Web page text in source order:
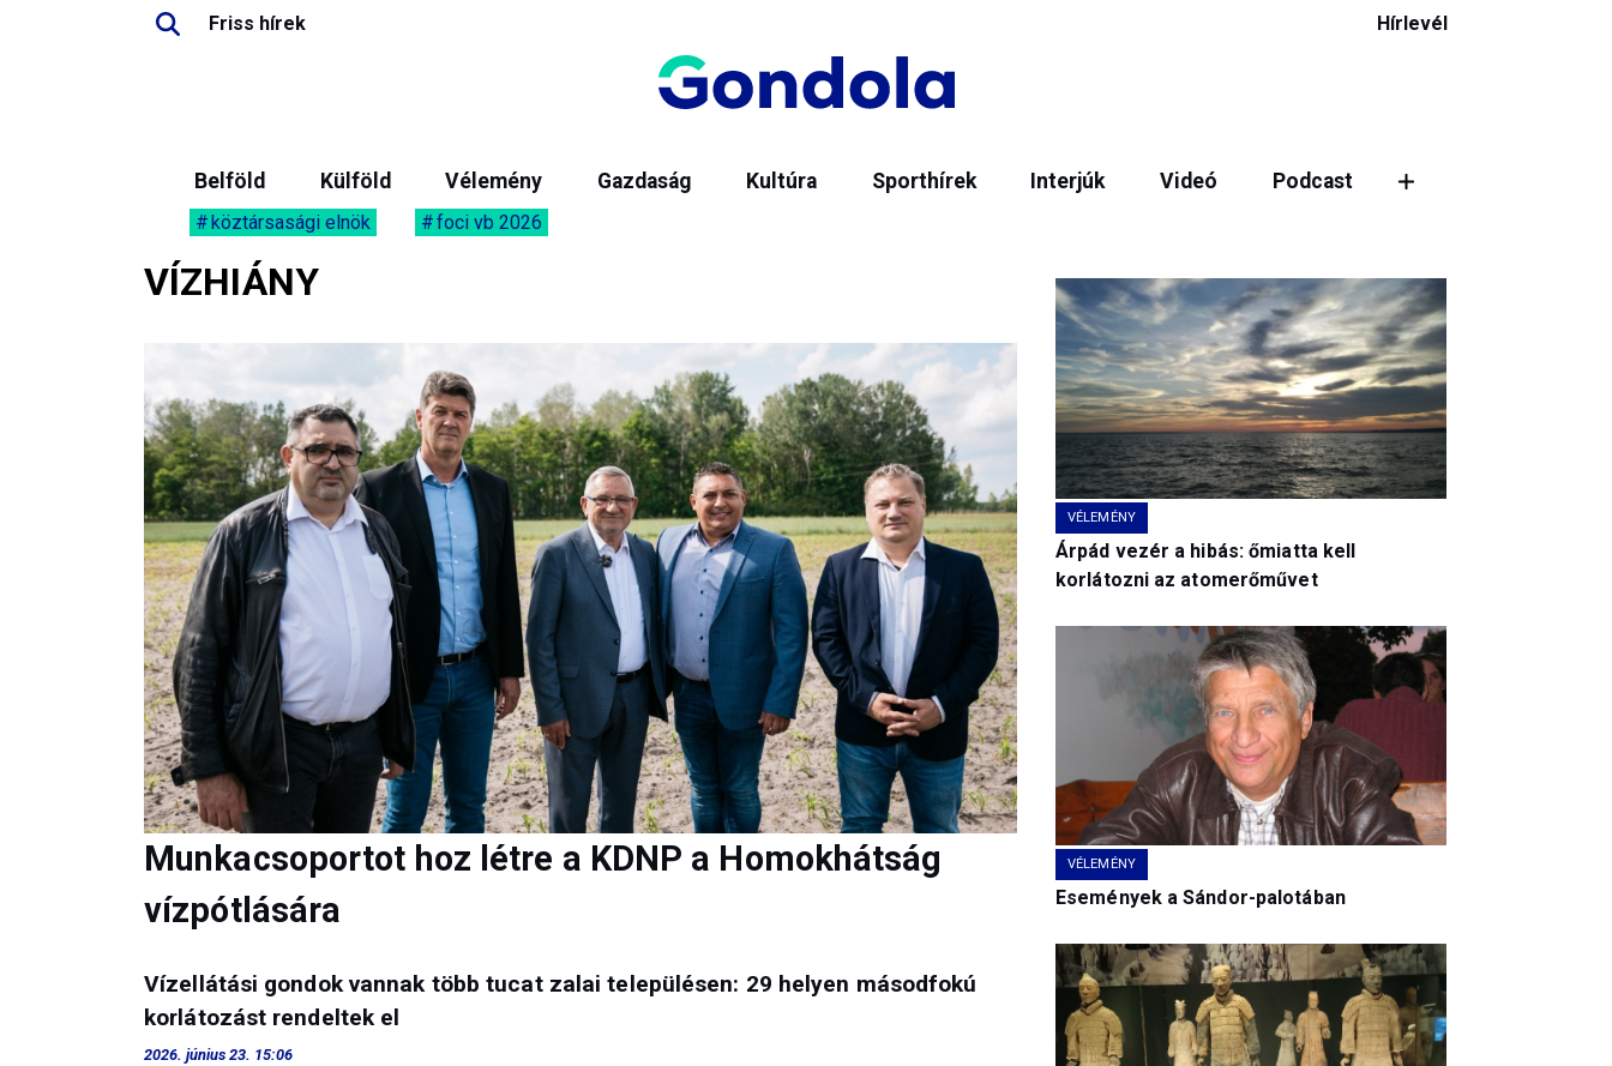
Friss hírek Hírlevél
Belföld Külföld Vélemény Gazdaság Kultúra Sporthírek Interjúk Videó Podcast
köztársasági elnök foci vb 2026
VÍZHIÁNY
Munkacsoportot hoz létre a KDNP a Homokhátság
vízpótlására
Vízellátási gondok vannak több tucat zalai településen: 29 helyen másodfokú
korlátozást rendeltek el
2026. június 23. 15:06
VÉLEMÉNY
Árpád vezér a hibás: őmiatta kell
korlátozni az atomerőművet
VÉLEMÉNY
Események a Sándor-palotában